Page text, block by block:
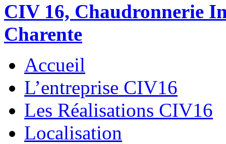
CIV 16, Chaudronnerie
Charente
Accueil
L’entreprise CIV16
Les Réalisations CIV16
Localisation